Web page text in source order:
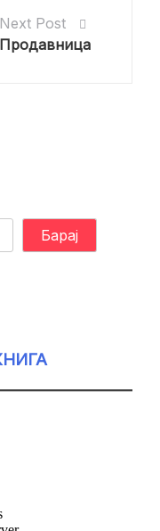
Next Post
Продавница
Барај